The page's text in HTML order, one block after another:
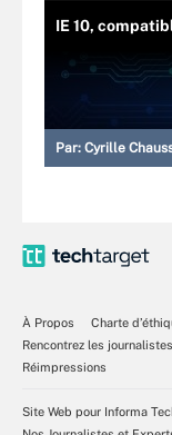
IE 10,
Par: Cyrille
À Propos
Charte
Rencontrez les journalistes
Réimpressions
Site Web pour Informa